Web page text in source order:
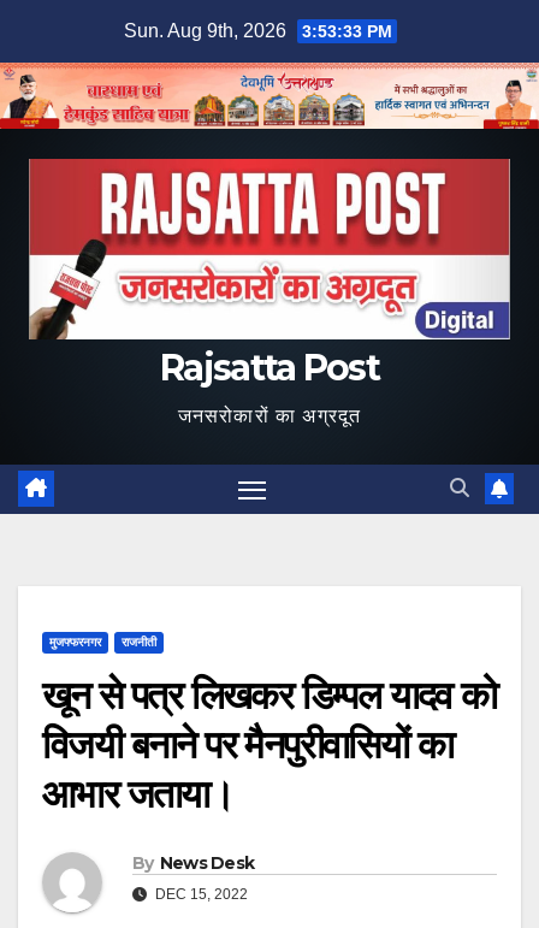
content
Sun. Aug 9th, 2026 3:53:34 PM
Rajsatta Post
जनसरोकारों का अग्रदूत
मुजफ्फरनगर राजनीती
खून से पत्र लिखकर डिम्पल यादव को
विजयी बनाने पर मैनपुरीवासियों का
आभार जताया।
By News Desk
DEC 15, 2022